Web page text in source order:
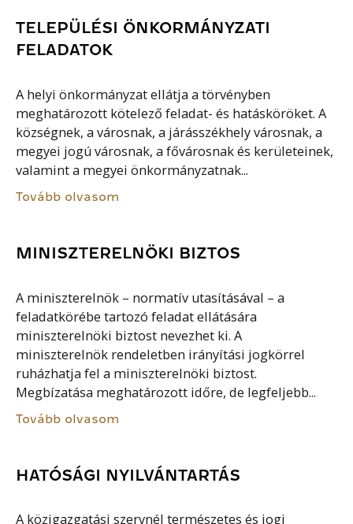
TELEPÜLÉSI ÖNKORMÁNYZATI
FELADATOK
A helyi önkormányzat ellátja a törvényben
meghatározott kötelező feladat- és hatásköröket. A
községnek, a városnak, a járásszékhely városnak, a
megyei jogú városnak, a fővárosnak és kerületeinek,
valamint a megyei önkormányzatnak...
Tovább olvasom
MINISZTERELNÖKI BIZTOS
A miniszterelnök – normatív utasításával – a
feladatkörébe tartozó feladat ellátására
miniszterelnöki biztost nevezhet ki. A
miniszterelnök rendeletben irányítási jogkörrel
ruházhatja fel a miniszterelnöki biztost.
Megbízatása meghatározott időre, de legfeljebb...
Tovább olvasom
HATÓSÁGI NYILVÁNTARTÁS
A közigazgatási szervnél természetes és jogi